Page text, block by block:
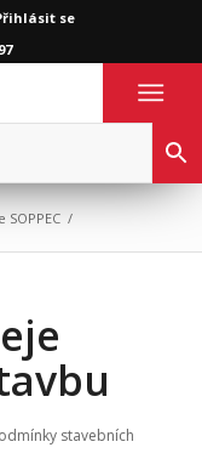
se
/
stavebních